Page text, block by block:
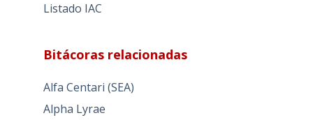
Listado IAC
Bitácoras relacionadas
Alfa Centari (SEA)
Alpha Lyrae